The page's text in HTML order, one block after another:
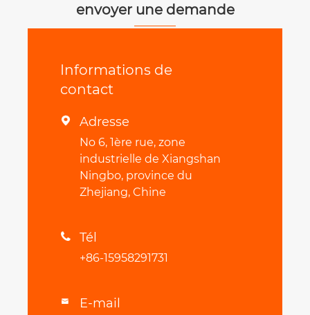
envoyer une demande
Informations de
contact
 Adresse
No 6, 1ère rue, zone
industrielle de Xiangshan
Ningbo, province du
Zhejiang, Chine
 Tél
+86-15958291731
 E-mail